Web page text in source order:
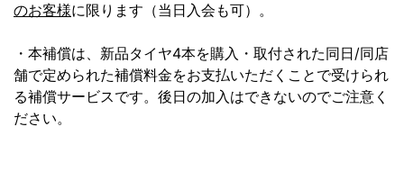
のお客様に限ります（当日入会も可）。
・本補償は、新品タイヤ4本を購入・取付された同日/同店
舗で定められた補償料金をお支払いただくことで受けられ
る補償サービスです。後日の加入はできないのでご注意く
ださい。